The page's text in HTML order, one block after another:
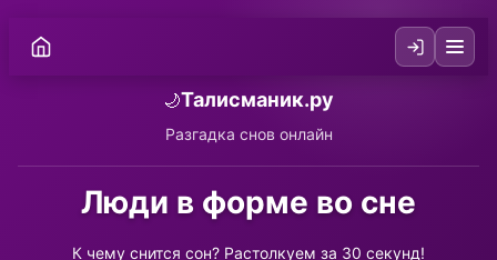
🌙Талисманик.ру
Разгадка снов онлайн
Люди в форме во сне
К чему снится сон? Растолкуем за 30 секунд!